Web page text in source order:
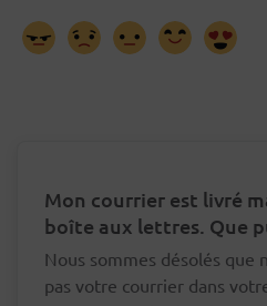
Mon courrier est livré
boîte aux lettres. Que
Nous sommes désolés que
pas votre courrier dans